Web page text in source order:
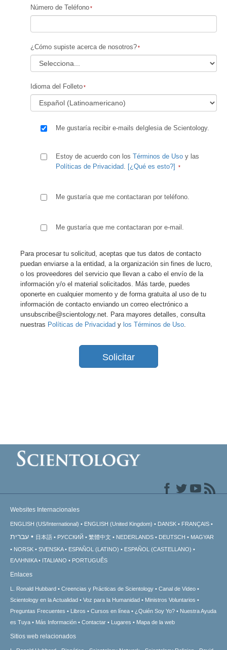
Número de Teléfono
¿Cómo supiste acerca de nosotros?
Idioma del Folleto
Me gustaría recibir e-mails deIglesia de Scientology.
Estoy de acuerdo con los Términos de Uso y las
Políticas de Privacidad. [¿Qué es esto?]
Me gustaría que me contactaran por teléfono.
Me gustaría que me contactaran por e-mail.
Para procesar tu solicitud, aceptas que tus datos de contacto
puedan enviarse a la entidad, a la organización sin fines de lucro,
o los proveedores del servicio que llevan a cabo el envío de la
información y/o el material solicitados. Más tarde, puedes
oponerte en cualquier momento y de forma gratuita al uso de tu
información de contacto enviando un correo electrónico a
unsubscribe@scientology.net. Para mayores detalles, consulta
nuestras Políticas de Privacidad y los Términos de Uso.
Solicitar
Websites Internacionales
ENGLISH (US/International) ENGLISH (United Kingdom) DANSK FRANÇAIS
עברית 日本語 РУССКИЙ 繁體中文 NEDERLANDS DEUTSCH
MAGYAR
NORSK
SVENSKA ESPAÑOL (LATINO)
ESPAÑOL (CASTELLANO)
ΕΛΛΗΝΙΚA
ITALIANO PORTUGUÊS
Enlaces
L. Ronald Hubbard Creencias y Prácticas de Scientology
Canal de Video
Scientology en la Actualidad
Voz para la Humanidad
Ministros Voluntarios
Preguntas Frecuentes
Libros Cursos en línea ¿Quién Soy Yo?
Nuestra Ayuda
es Tuya
Más Información Contactar Lugares Mapa de la web
Sitios web relacionados